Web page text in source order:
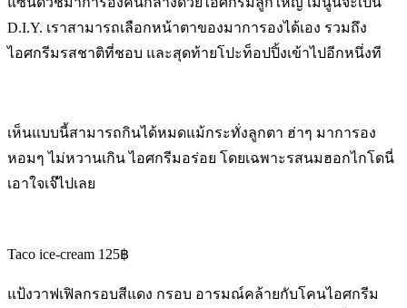
D.I.Y. เราสามารถเลือกหน้าตาของมาการองได้เอง รวมถึง
ไอศกรีมรสชาติที่ชอบ และสุดท้ายโปะท็อปปิ้งเข้าไปอีกหนึ่งที
เห็นแบบนี้สามารถกินได้หมดแม้กระทั่งลูกตา ฮ่าๆ มาการอง
หอมๆ ไม่หวานเกิน ไอศกรีมอร่อย โดยเฉพาะรสนมฮอกไกโดนี่
เอาใจเจ๊ไปเลย
Taco ice-cream 125฿
แป้งวาฟเฟิลกรอบสีแดง กรอบ อารมณ์คล้ายกับโคนไอศกรีม